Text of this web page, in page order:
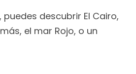
descubrir El Cairo,
el mar Rojo, o un